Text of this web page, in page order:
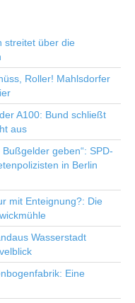
streitet über die
Roller! Mahlsdorfer
A100: Bund schließt
aus
geben“: SPD-
in Berlin
mit Enteignung?: Die
Wasserstadt
Eine